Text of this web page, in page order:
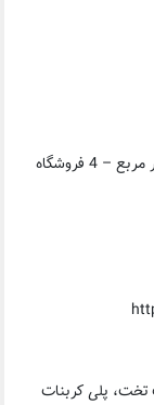
دفتر اداری – فضای انبارش بیش از 20000 هزار متر مربع – 4 فروشگاه
تخت، پلی کربنات